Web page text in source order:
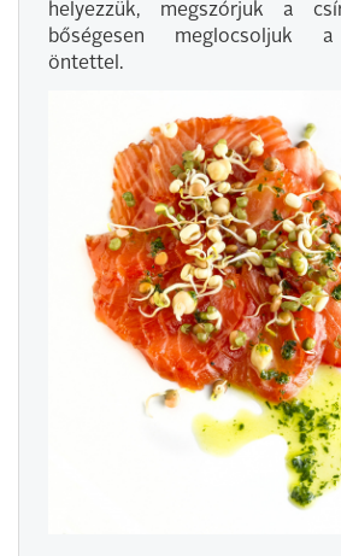
helyezzük, megszórjuk a
bőségesen meglocsoljuk a
öntettel.